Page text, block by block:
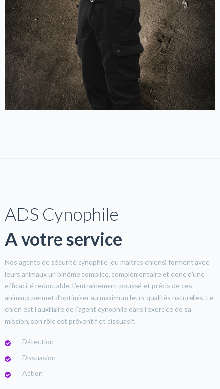
ADS Cynophile
A votre service
Nos agents de sécurité cynophile (ou maitres chiens) forment avec
leurs animaux un binôme complice, complémentaire et donc d’une
efficacité redoutable. L’entrainement poussé et précis de ces
animaux permet d’optimiser au maximum leurs qualités naturelles. Le
chien est l’auxiliaire de l’agent cynophile dans l’exercice de sa
mission, son rôle est préventif et dissuasif.
Détection
Dissuasion
Action